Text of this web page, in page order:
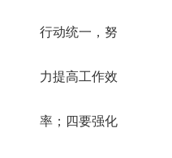
行动统一，努
力提高工作效
率；四要强化